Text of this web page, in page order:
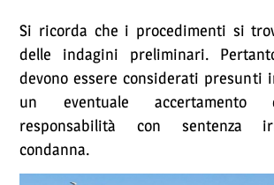
Si ricorda che i procedimenti si
delle indagini preliminari.
devono essere considerati presunti
un eventuale accertamento
responsabilità con sentenza
condanna.